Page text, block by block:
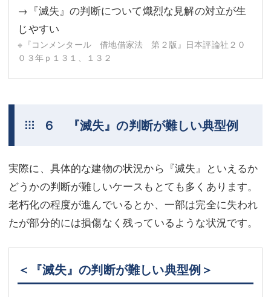
→『滅失』の判断について熾烈な見解の対立が生
じやすい
※『コンメンタール 借地借家法 第２版』日本評論社２０
０３年ｐ１３１、１３２
６ 『滅失』の判断が難しい典型例
実際に、具体的な建物の状況から『滅失』といえるか
どうかの判断が難しいケースもとても多くあります。
老朽化の程度が進んでいるとか、一部は完全に失われ
たが部分的には損傷なく残っているような状況です。
＜『滅失』の判断が難しい典型例＞